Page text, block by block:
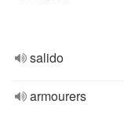
salido
armourers